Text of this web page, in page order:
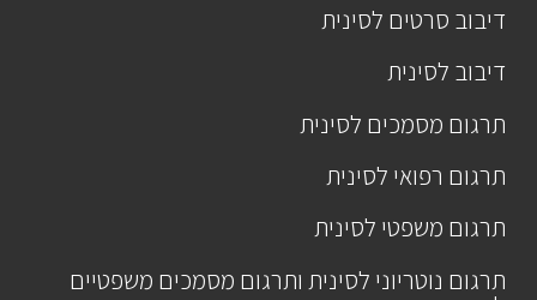
דיבוב סרטים לסינית
דיבוב לסינית
תרגום מסמכים לסינית
תרגום רפואי לסינית
תרגום משפטי לסינית
תרגום נוטריוני לסינית ותרגום מסמכים משפטיים